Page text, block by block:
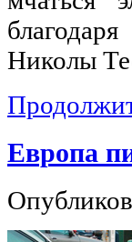
Николы
Европа